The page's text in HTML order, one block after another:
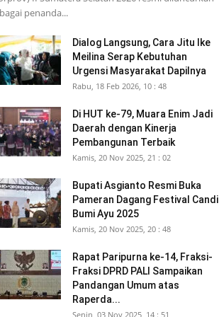
penanda...
Dialog Langsung, Cara Jitu Ike
Meilina Serap Kebutuhan
Urgensi Masyarakat Dapilnya
Rabu, 18 Feb 2026, 10 : 48
Di HUT ke-79, Muara Enim Jadi
Daerah dengan Kinerja
Pembangunan Terbaik
Kamis, 20 Nov 2025, 21 : 02
Bupati Asgianto Resmi Buka
Pameran Dagang Festival Candi
Bumi Ayu 2025
Kamis, 20 Nov 2025, 20 : 48
Rapat Paripurna ke-14, Fraksi-
Fraksi DPRD PALI Sampaikan
Pandangan Umum atas
Raperda...
Senin, 03 Nov 2025, 14 : 51